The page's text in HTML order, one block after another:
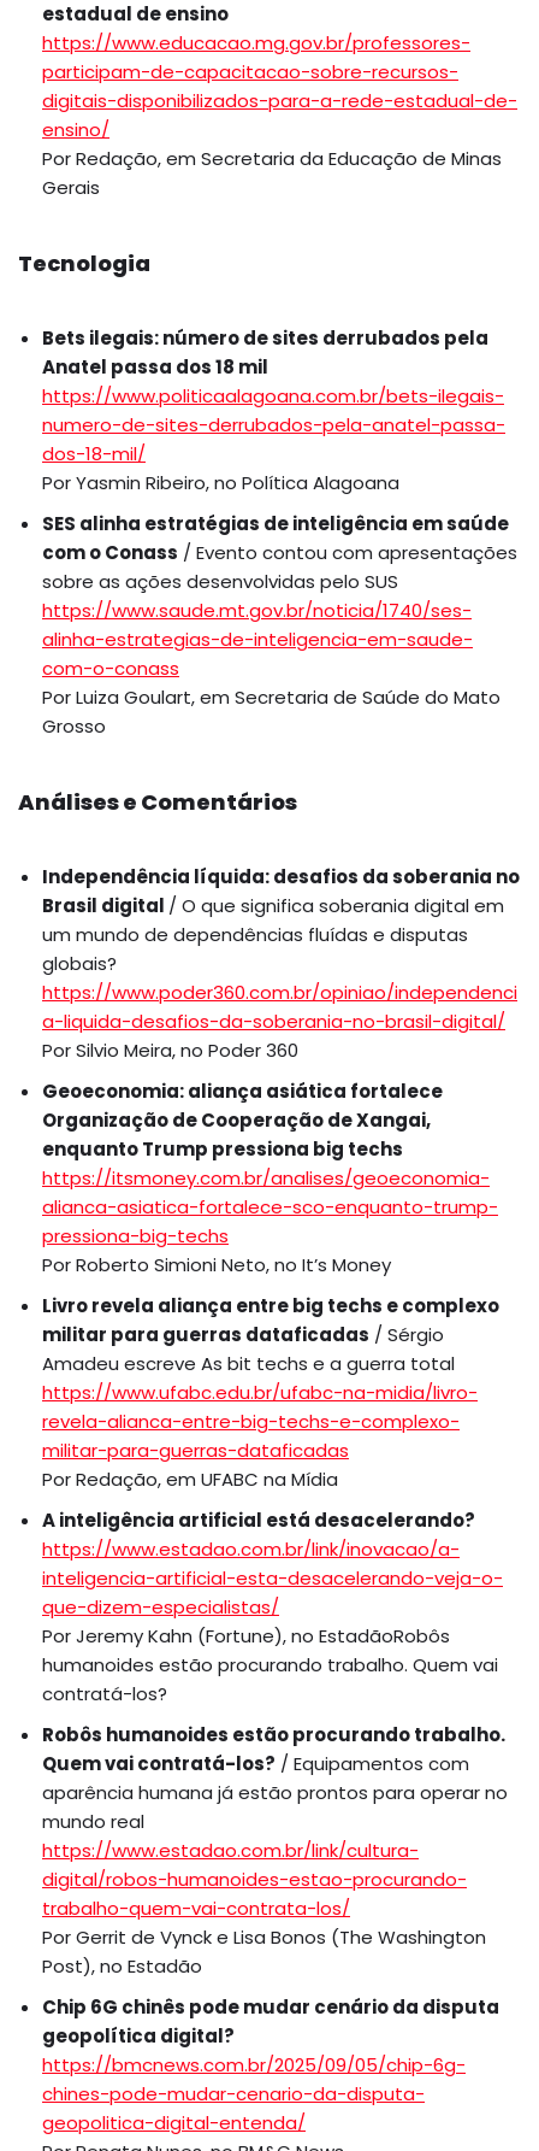
estadual de ensino
https://www.educacao.mg.gov.br/professores-
participam-de-capacitacao-sobre-recursos-
digitais-disponibilizados-para-a-rede-estadual-de-
ensino/
Por Redação, em Secretaria da Educação de Minas
Gerais
Tecnologia
Bets ilegais: número de sites derrubados pela
Anatel passa dos 18 mil
https://www.politicaalagoana.com.br/bets-ilegais-
numero-de-sites-derrubados-pela-anatel-passa-
dos-18-mil/
Por Yasmin Ribeiro, no Política Alagoana
SES alinha estratégias de inteligência em saúde
com o Conass / Evento contou com apresentações
sobre as ações desenvolvidas pelo SUS
https://www.saude.mt.gov.br/noticia/1740/ses-
alinha-estrategias-de-inteligencia-em-saude-
com-o-conass
Por Luiza Goulart, em Secretaria de Saúde do Mato
Grosso
Análises e Comentários
Independência líquida: desafios da soberania no
Brasil digital / O que significa soberania digital em
um mundo de dependências fluídas e disputas
globais?
https://www.poder360.com.br/opiniao/independenci
a-liquida-desafios-da-soberania-no-brasil-digital/
Por Silvio Meira, no Poder 360
Geoeconomia: aliança asiática fortalece
Organização de Cooperação de Xangai,
enquanto Trump pressiona big techs
https://itsmoney.com.br/analises/geoeconomia-
alianca-asiatica-fortalece-sco-enquanto-trump-
pressiona-big-techs
Por Roberto Simioni Neto, no It’s Money
Livro revela aliança entre big techs e complexo
militar para guerras dataficadas / Sérgio
Amadeu escreve As bit techs e a guerra total
https://www.ufabc.edu.br/ufabc-na-midia/livro-
revela-alianca-entre-big-techs-e-complexo-
militar-para-guerras-dataficadas
Por Redação, em UFABC na Mídia
A inteligência artificial está desacelerando?
https://www.estadao.com.br/link/inovacao/a-
inteligencia-artificial-esta-desacelerando-veja-o-
que-dizem-especialistas/
Por Jeremy Kahn (Fortune), no EstadãoRobôs
humanoides estão procurando trabalho. Quem vai
contratá-los?
Robôs humanoides estão procurando trabalho.
Quem vai contratá-los? / Equipamentos com
aparência humana já estão prontos para operar no
mundo real
https://www.estadao.com.br/link/cultura-
digital/robos-humanoides-estao-procurando-
trabalho-quem-vai-contrata-los/
Por Gerrit de Vynck e Lisa Bonos (The Washington
Post), no Estadão
Chip 6G chinês pode mudar cenário da disputa
geopolítica digital?
https://bmcnews.com.br/2025/09/05/chip-6g-
chines-pode-mudar-cenario-da-disputa-
geopolitica-digital-entenda/